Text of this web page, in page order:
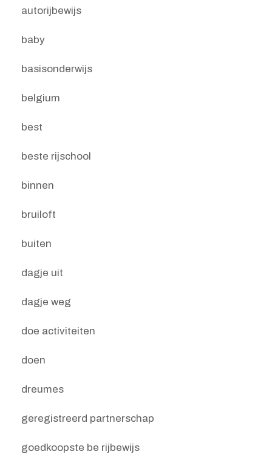
autorijbewijs
baby
basisonderwijs
belgium
best
beste rijschool
binnen
bruiloft
buiten
dagje uit
dagje weg
doe activiteiten
doen
dreumes
geregistreerd partnerschap
goedkoopste be rijbewijs